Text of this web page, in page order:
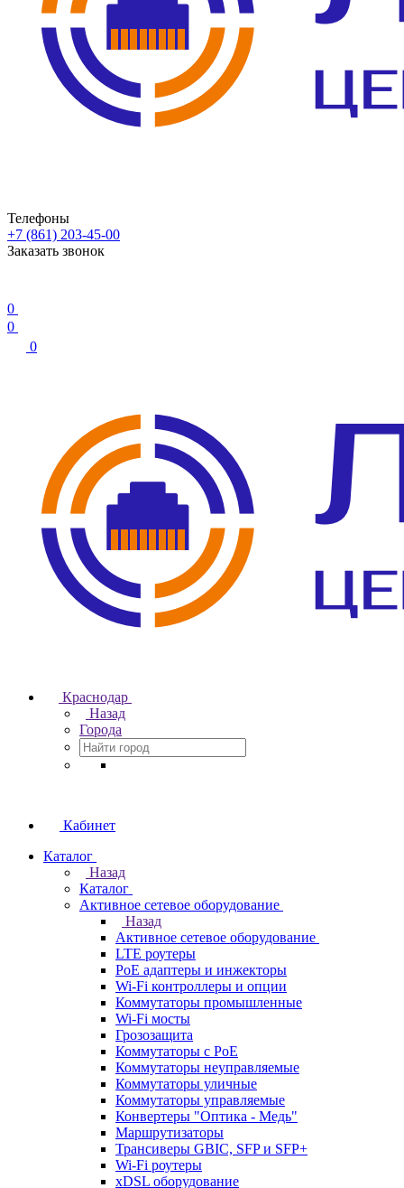
Телефоны
+7 (861) 203-45-00
Заказать звонок
0
0
0
Краснодар
Назад
Города
Кабинет
Каталог
Назад
Каталог
Активное сетевое оборудование
Назад
Активное сетевое оборудование
LTE роутеры
PoE адаптеры и инжекторы
Wi-Fi контроллеры и опции
Коммутаторы промышленные
Wi-Fi мосты
Грозозащита
Коммутаторы c PoE
Коммутаторы неуправляемые
Коммутаторы уличные
Коммутаторы управляемые
Конвертеры "Оптика - Медь"
Маршрутизаторы
Трансиверы GBIC, SFP и SFP+
Wi-Fi роутеры
xDSL оборудование